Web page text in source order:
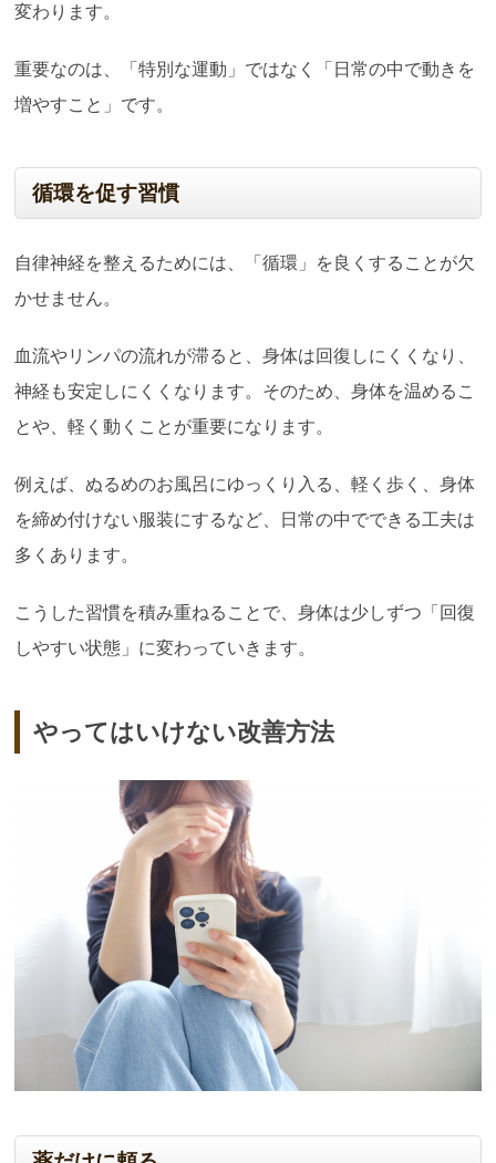
変わります。
重要なのは、「特別な運動」ではなく「日常の中で動きを
増やすこと」です。
循環を促す習慣
自律神経を整えるためには、「循環」を良くすることが欠
かせません。
血流やリンパの流れが滞ると、身体は回復しにくくなり、
神経も安定しにくくなります。そのため、身体を温めるこ
とや、軽く動くことが重要になります。
例えば、ぬるめのお風呂にゆっくり入る、軽く歩く、身体
を締め付けない服装にするなど、日常の中でできる工夫は
多くあります。
こうした習慣を積み重ねることで、身体は少しずつ「回復
しやすい状態」に変わっていきます。
やってはいけない改善方法